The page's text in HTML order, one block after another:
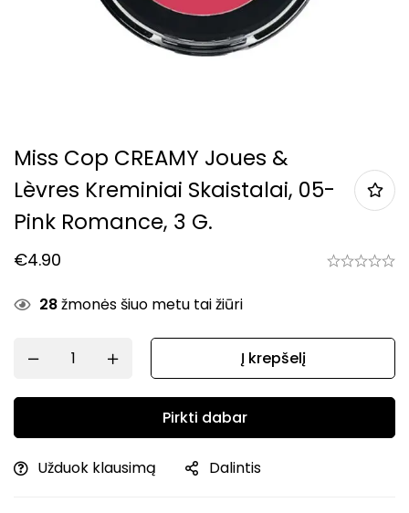
Miss Cop CREAMY Joues &
Lèvres Kreminiai Skaistalai, 05-
Pink Romance, 3 G.
€4.90
28žmonės šiuo metu tai žiūri
Į krepšelį
Pirkti dabar
Užduok klausimą Dalintis